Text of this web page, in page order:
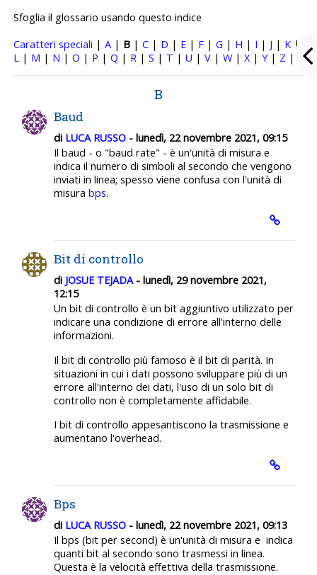
Sfoglia il glossario usando questo indice
Caratteri speciali |A | B |C | D | E | F |G | H | I | J | K |
L | M | N |O | P |Q | R |S | T |U |V |W |X |Y| Z |
B
Baud
di LUCA RUSSO - lunedì, 22 novembre 2021, 09:15
Il baud - o "baud rate" - è un'unità di misura e
indica il numero di simboli al secondo che vengono
inviati in linea; spesso viene confusa con l'unità di
misura bps.
Bit di controllo
di JOSUE TEJADA- lunedì, 29 novembre 2021,
12:15
Un bit di controllo è un bit aggiuntivo utilizzato per
indicare una condizione di errore all'interno delle
informazioni.
Il bit di controllo più famoso è il bit di parità. In
situazioni in cui i dati possono sviluppare più di un
errore all'interno dei dati, l'uso di un solo bit di
controllo non è completamente affidabile.
I bit di controllo appesantiscono la trasmissione e
aumentano l'overhead.
Bps
di LUCA RUSSO - lunedì, 22 novembre 2021, 09:13
Il bps (bit per second) è un'unità di misura e indica
quanti bit al secondo sono trasmessi in linea.
Questa è la velocità effettiva della trasmissione.